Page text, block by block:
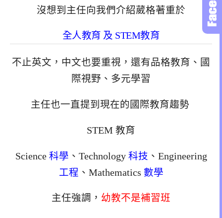
沒想到主任向我們介紹葳格著重於
全人教育 及 STEM教育
不止英文，中文也要重視，還有品格教育、國
際視野、多元學習
主任也一直提到現在的國際教育趨勢
STEM 教育
Science 科學 、Technology 科技 、Engineering
工程 、Mathematics 數學
主任強調， 幼教不是補習班